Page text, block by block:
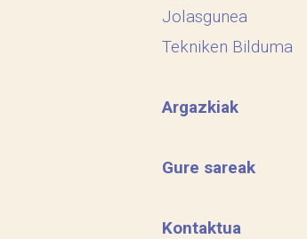
Jolasgunea
Tekniken Bilduma
Argazkiak
Gure sareak
Kontaktua